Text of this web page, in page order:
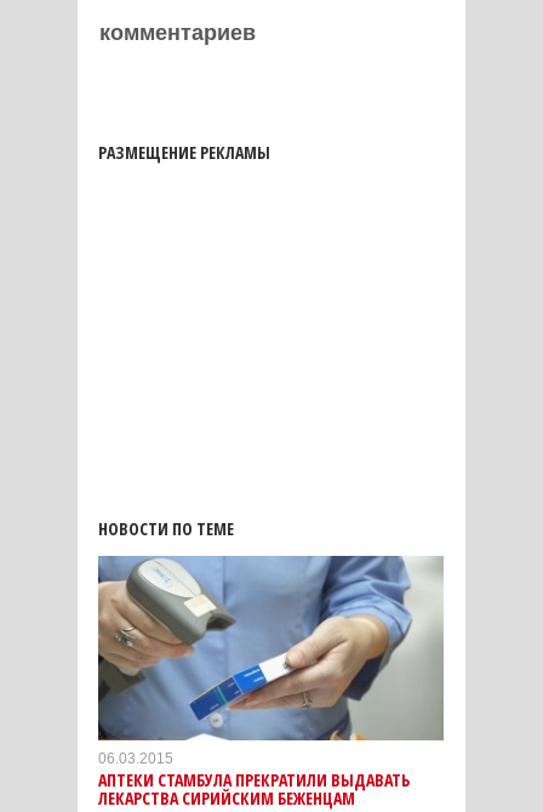
комментариев
РАЗМЕЩЕНИЕ РЕКЛАМЫ
НОВОСТИ ПО ТЕМЕ
06.03.2015
АПТЕКИ СТАМБУЛА ПРЕКРАТИЛИ ВЫДАВАТЬ
ЛЕКАРСТВА СИРИЙСКИМ БЕЖЕНЦАМ